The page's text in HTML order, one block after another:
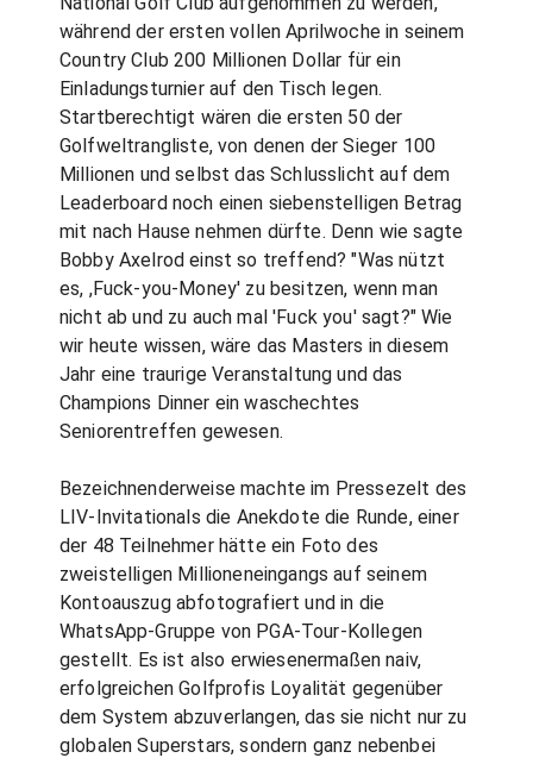
während der ersten vollen Aprilwoche in seinem
Country Club 200 Millionen Dollar für ein
Einladungsturnier auf den Tisch legen.
Startberechtigt wären die ersten 50 der
Golfweltrangliste, von denen der Sieger 100
Millionen und selbst das Schlusslicht auf dem
Leaderboard noch einen siebenstelligen Betrag
mit nach Hause nehmen dürfte. Denn wie sagte
Bobby Axelrod einst so treffend? "Was nützt
es, ,Fuck-you-Money' zu besitzen, wenn man
nicht ab und zu auch mal 'Fuck you' sagt?" Wie
wir heute wissen, wäre das Masters in diesem
Jahr eine traurige Veranstaltung und das
Champions Dinner ein waschechtes
Seniorentreffen gewesen.
Bezeichnenderweise machte im Pressezelt des
LIV-Invitationals die Anekdote die Runde, einer
der 48 Teilnehmer hätte ein Foto des
zweistelligen Millioneneingangs auf seinem
Kontoauszug abfotografiert und in die
WhatsApp-Gruppe von PGA-Tour-Kollegen
gestellt. Es ist also erwiesenermaßen naiv,
erfolgreichen Golfprofis Loyalität gegenüber
dem System abzuverlangen, das sie nicht nur zu
globalen Superstars, sondern ganz nebenbei